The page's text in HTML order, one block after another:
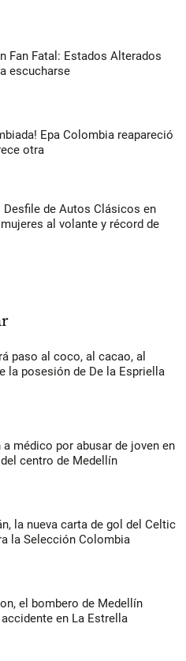
Fan Fatal: Estados Alterados
escucharse
Epa Colombia reapareció
otra
de Autos Clásicos en
al volante y récord de
paso al coco, al cacao, al
la posesión de De la Espriella
a médico por abusar de joven en
centro de Medellín
la nueva carta de gol del Celtic
la Selección Colombia
el bombero de Medellín
en La Estrella